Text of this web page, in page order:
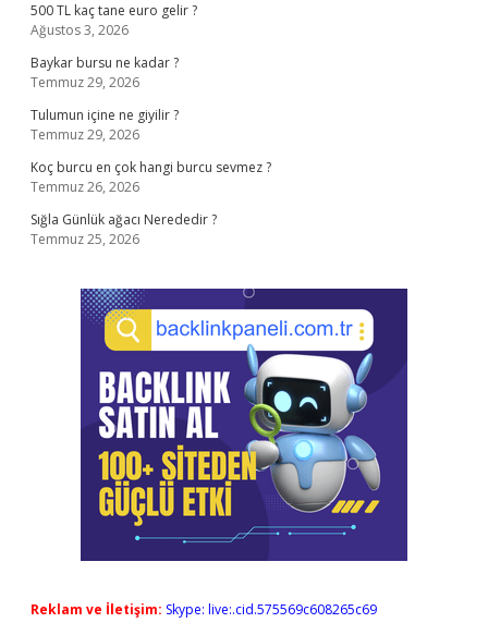
500 TL kaç tane euro gelir ?
Ağustos 3, 2026
Baykar bursu ne kadar ?
Temmuz 29, 2026
Tulumun içine ne giyilir ?
Temmuz 29, 2026
Koç burcu en çok hangi burcu sevmez ?
Temmuz 26, 2026
Sığla Günlük ağacı Nerededir ?
Temmuz 25, 2026
Reklam ve İletişim: Skype: live:.cid.575569c608265c69